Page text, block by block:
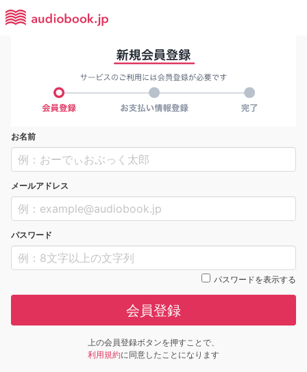
お名前
メールアドレス
パスワード
パスワードを表示する
会員登録
上の会員登録ボタンを押すことで、
利用規約に同意したことになります